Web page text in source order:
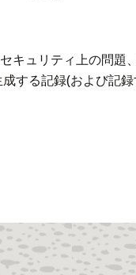
キュリティ上の問題
する記録(および記